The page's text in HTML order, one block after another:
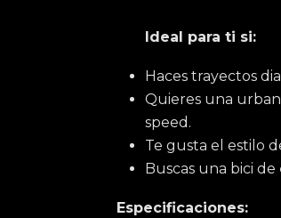
Ideal para ti si:
Haces trayectos
Quieres una
speed.
Te gusta el estilo
Buscas una bici de
Especificaciones: